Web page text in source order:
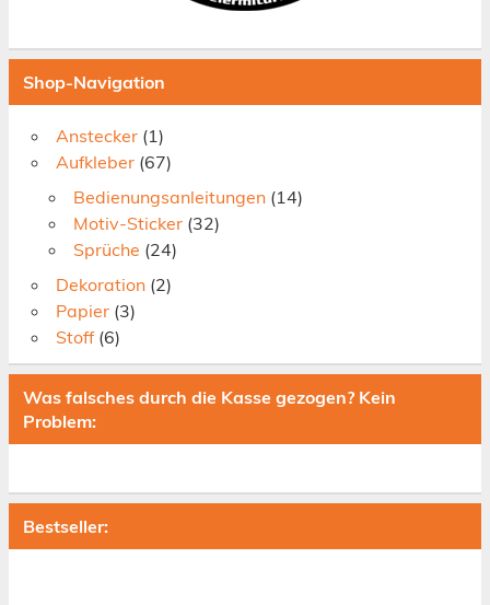
Shop-Navigation
Anstecker (1)
Aufkleber (67)
Bedienungsanleitungen (14)
Motiv-Sticker (32)
Sprüche (24)
Dekoration (2)
Papier (3)
Stoff (6)
Was falsches durch die Kasse gezogen? Kein
Problem:
Bestseller: